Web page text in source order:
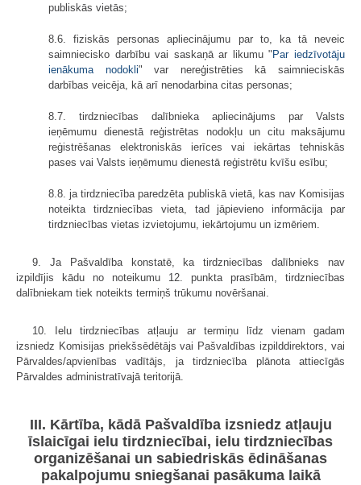
publiskās vietās;
8.6. fiziskās personas apliecinājumu par to, ka tā neveic
saimniecisko darbību vai saskaņā ar likumu "Par iedzīvotāju
ienākuma nodokli" var nereģistrēties kā saimnieciskās
darbības veicēja, kā arī nenodarbina citas personas;
8.7. tirdzniecības dalībnieka apliecinājums par Valsts
ieņēmumu dienestā reģistrētas nodokļu un citu maksājumu
reģistrēšanas elektroniskās ierīces vai iekārtas tehniskās
pases vai Valsts ieņēmumu dienestā reģistrētu kvīšu esību;
8.8. ja tirdzniecība paredzēta publiskā vietā, kas nav Komisijas
noteikta tirdzniecības vieta, tad jāpievieno informācija par
tirdzniecības vietas izvietojumu, iekārtojumu un izmēriem.
9. Ja Pašvaldība konstatē, ka tirdzniecības dalībnieks nav
izpildījis kādu no noteikumu 12. punkta prasībām, tirdzniecības
dalībniekam tiek noteikts termiņš trūkumu novēršanai.
10. Ielu tirdzniecības atļauju ar termiņu līdz vienam gadam
izsniedz Komisijas priekšsēdētājs vai Pašvaldības izpilddirektors, vai
Pārvaldes/apvienības vadītājs, ja tirdzniecība plānota attiecīgās
Pārvaldes administratīvajā teritorijā.
III. Kārtība, kādā Pašvaldība izsniedz atļauju
īslaicīgai ielu tirdzniecībai, ielu tirdzniecības
organizēšanai un sabiedriskās ēdināšanas
pakalpojumu sniegšanai pasākuma laikā